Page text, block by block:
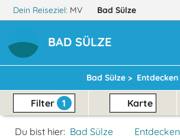
Dein Reiseziel: MV Bad Sülze
BAD SÜLZE
Bad Sülze > Entdecken
Filter 1 Karte
Du bist hier: Bad Sülze
Entdecken